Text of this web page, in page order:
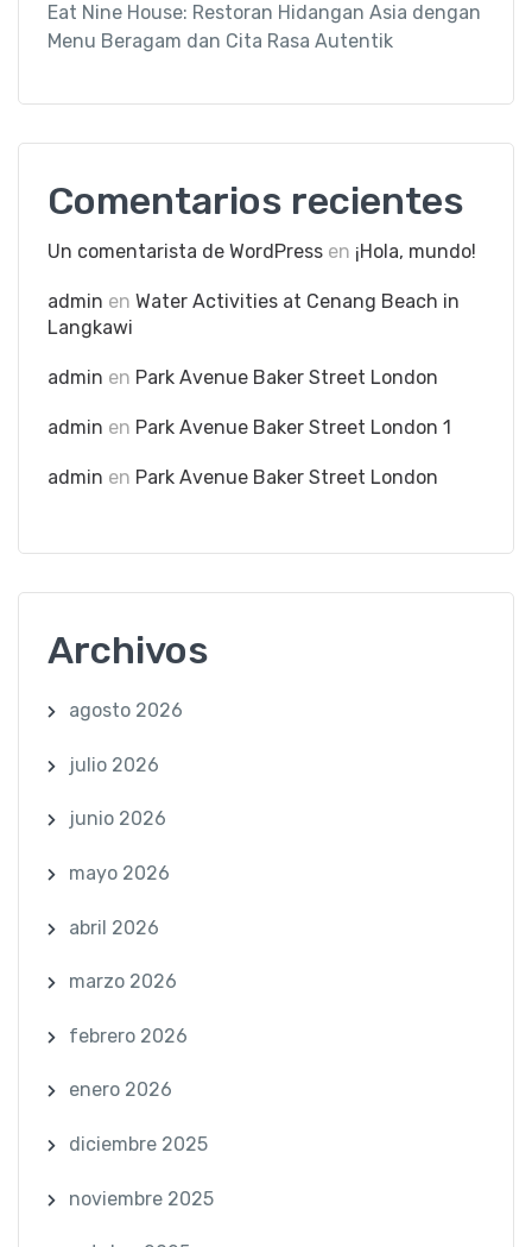
Eat Nine House: Restoran Hidangan Asia dengan
Menu Beragam dan Cita Rasa Autentik
Comentarios recientes
Un comentarista de WordPress en ¡Hola, mundo!
admin en Water Activities at Cenang Beach in
Langkawi
admin en Park Avenue Baker Street London
admin en Park Avenue Baker Street London 1
admin en Park Avenue Baker Street London
Archivos
agosto 2026
julio 2026
junio 2026
mayo 2026
abril 2026
marzo 2026
febrero 2026
enero 2026
diciembre 2025
noviembre 2025